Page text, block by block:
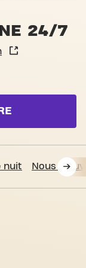
24/7
nuit Nous